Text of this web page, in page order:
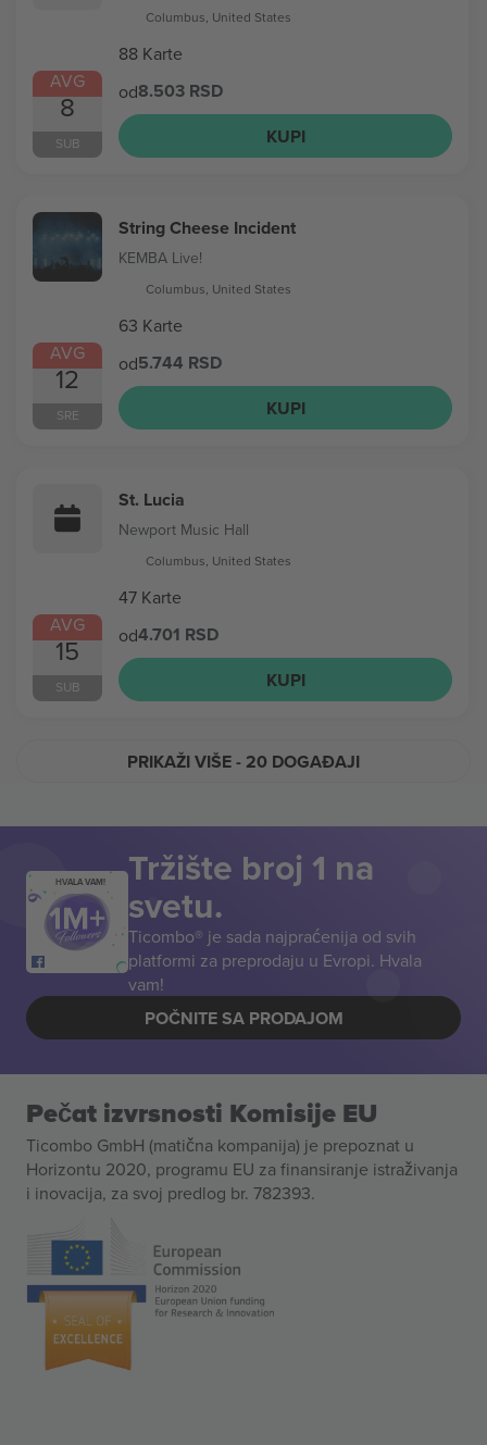
AVG
8
SUB
Columbus, United States
88 Karte
od8.503 RSD
KUPI
AVG
12
SRE
String Cheese Incident
KEMBA Live!
Columbus, United States
63 Karte
od5.744 RSD
KUPI
AVG
15
SUB
St. Lucia
Newport Music Hall
Columbus, United States
47 Karte
od4.701 RSD
KUPI
PRIKAŽI VIŠE- 20 DOGAĐAJI
HVALA VAM! Tržište broj 1 na
svetu.
Ticombo® je sada najpraćenija od svih
platformi za preprodaju u Evropi. Hvala
vam!
POČNITE SA PRODAJOM
Pečat izvrsnosti Komisije EU
Ticombo GmbH (matična kompanija) je prepoznat u
Horizontu 2020, programu EU za finansiranje istraživanja
i inovacija, za svoj predlog br. 782393.